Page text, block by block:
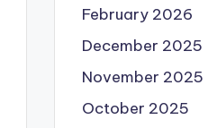
February 2026
December 2025
November 2025
October 2025